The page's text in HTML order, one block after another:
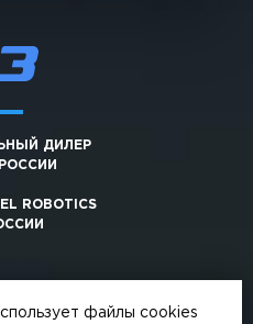
ДИЛЕР
ROBOTICS
файлы cookies